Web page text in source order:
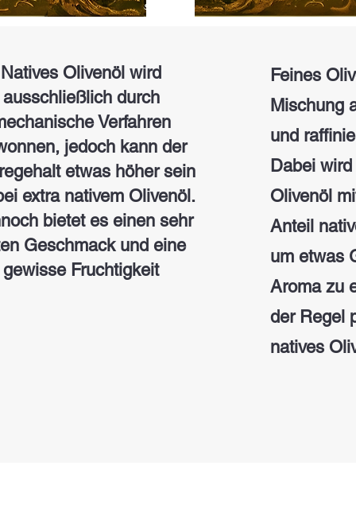
Natives Olivenöl wird
ausschließlich durch
Verfahren
jedoch kann der
etwas höher sein
extra nativem Olivenöl.
bietet es einen sehr
Geschmack und eine
gewisse Fruchtigkeit
Feines
Mischung
und
Dabei
Olivenöl
Anteil
um etwas
Aroma zu
der Regel
natives